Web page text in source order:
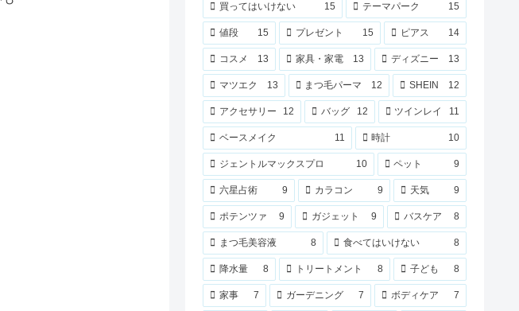
買ってはいけない 15 テーマパーク 15
値段 15 プレゼント 15 ピアス 14
コスメ 13 家具・家電 13 ディズニー 13
マツエク 13 まつ毛パーマ 12 SHEIN 12
アクセサリー 12 バッグ 12 ツインレイ 11
ベースメイク 11 時計 10
ジェントルマックスプロ 10 ペット 9
六星占術 9 カラコン 9 天気 9
ポテンツァ 9 ガジェット 9 バスケア 8
まつ毛美容液 8 食べてはいけない 8
降水量 8 トリートメント 8 子ども 8
家事 7 ガーデニング 7 ボディケア 7